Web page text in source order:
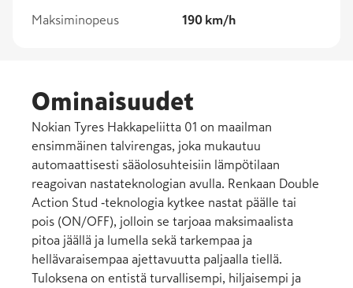
Maksiminopeus 190 km/h
Ominaisuudet
Nokian Tyres Hakkapeliitta 01 on maailman
ensimmäinen talvirengas, joka mukautuu
automaattisesti sääolosuhteisiin lämpötilaan
reagoivan nastateknologian avulla. Renkaan Double
Action Stud ‑teknologia kytkee nastat päälle tai
pois (ON/OFF), jolloin se tarjoaa maksimaalista
pitoa jäällä ja lumella sekä tarkempaa ja
hellävaraisempaa ajettavuutta paljaalla tiellä.
Tuloksena on entistä turvallisempi, hiljaisempi ja